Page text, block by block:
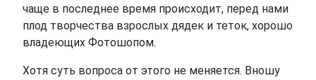
чаще в последнее время происходит, перед нами
плод творчества взрослых дядек и теток, хорошо
владеющих Фотошопом.
Хотя суть вопроса от этого не меняется. Вношу